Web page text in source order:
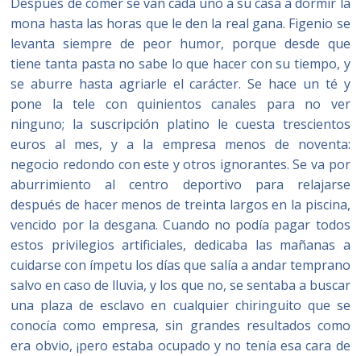
mona hasta las horas que le den la real gana. Figenio se
levanta siempre de peor humor, porque desde que
tiene tanta pasta no sabe lo que hacer con su tiempo, y
se aburre hasta agriarle el carácter. Se hace un té y
pone la tele con quinientos canales para no ver
ninguno; la suscripción platino le cuesta trescientos
euros al mes, y a la empresa menos de noventa:
negocio redondo con este y otros ignorantes. Se va por
aburrimiento al centro deportivo para relajarse
después de hacer menos de treinta largos en la piscina,
vencido por la desgana. Cuando no podía pagar todos
estos privilegios artificiales, dedicaba las mañanas a
cuidarse con ímpetu los días que salía a andar temprano
salvo en caso de lluvia, y los que no, se sentaba a buscar
una plaza de esclavo en cualquier chiringuito que se
conocía como empresa, sin grandes resultados como
era obvio, ¡pero estaba ocupado y no tenía esa cara de